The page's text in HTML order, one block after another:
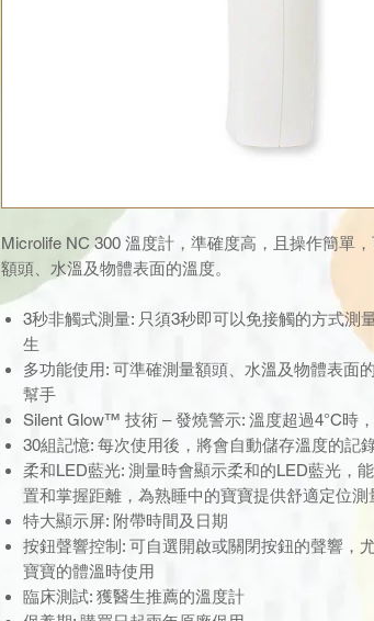
Microlife NC 300 溫度計，準確度高，且操作簡單
額頭、水溫及物體表面的溫度。
3秒非觸式測量: 只須3秒即可以免接觸的方式測
生
多功能使用: 可準確測量額頭、水溫及物體表面
幫手
Silent Glow™ 技術 – 發燒警示: 溫度超過4°C時
30組記憶: 每次使用後，將會自動儲存溫度的記
柔和LED藍光: 測量時會顯示柔和的LED藍光，
置和掌握距離，為熟睡中的寶寶提供舒適定位測
特大顯示屏: 附帶時間及日期
按鈕聲響控制: 可自選開啟或關閉按鈕的聲響，
寶寶的體溫時使用
臨床測試: 獲醫生推薦的溫度計